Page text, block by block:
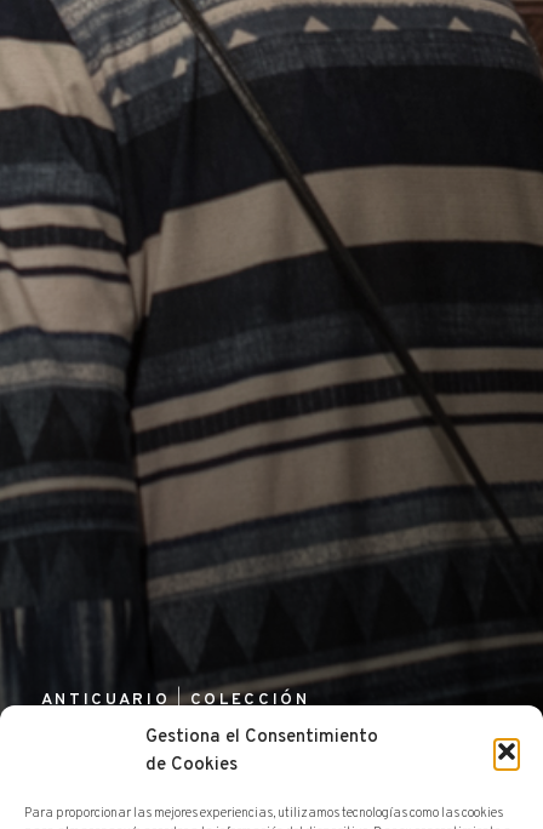
Gestiona el Consentimiento
de Cookies
Para proporcionar las mejores experiencias, utilizamos tecnologías como las cookies
ANTICUARIO COLECCIÓN
DIBUJO